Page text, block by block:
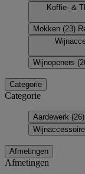
Koffie- &
Mokken (23)
Wijnopeners
Categorie
Categorie
Aardewerk (26)
Afmetingen
Afmetingen